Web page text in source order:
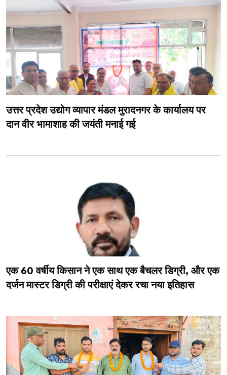
उत्तर प्रदेश उद्योग व्यापार मंडल मुरादनगर के कार्यालय पर
दान वीर भामाशाह की जयंती मनाई गई
एक 60 वर्षीय किसान ने एक साथ एक बैचलर डिग्री, और एक
दर्जन मास्टर डिग्री की परीक्षाएं देकर रचा नया इतिहास